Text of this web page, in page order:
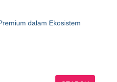
dalam Ekosistem